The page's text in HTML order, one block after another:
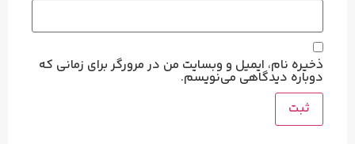
ذخیره نام، ایمیل و وبسایت من در مرورگر برای زمانی که
دوباره دیدگاهی می‌نویسم.